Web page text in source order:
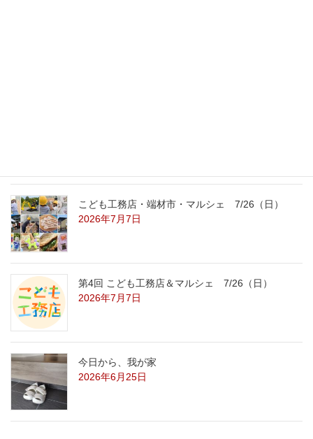
こども工務店・端材市・マルシェ 7/26（日）
2026年7月7日
第4回 こども工務店＆マルシェ 7/26（日）
2026年7月7日
今日から、我が家
2026年6月25日